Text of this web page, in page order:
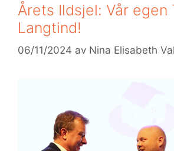
Årets Ildsjel: Vår egen
Langtind!
06/11/2024 av Nina Elisabeth